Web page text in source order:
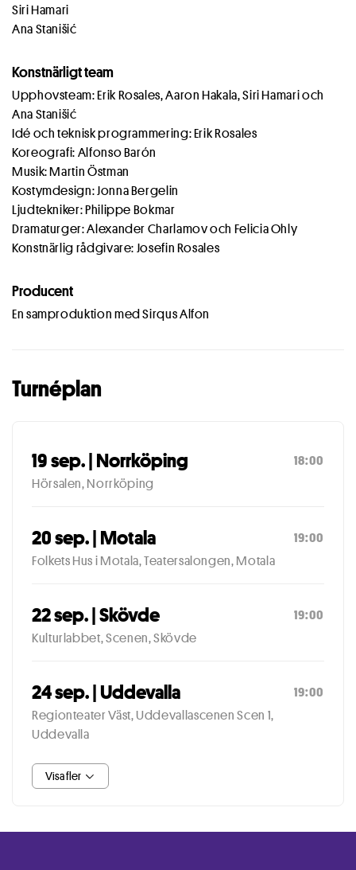
Siri Hamari
Ana Stanišić
Konstnärligt team
Upphovsteam: Erik Rosales, Aaron Hakala, Siri Hamari och
Ana Stanišić
Idé och teknisk programmering: Erik Rosales
Koreografi: Alfonso Barón
Musik: Martin Östman
Kostymdesign: Jonna Bergelin
Ljudtekniker: Philippe Bokmar
Dramaturger: Alexander Charlamov och Felicia Ohly
Konstnärlig rådgivare: Josefin Rosales
Producent
En samproduktion med Sirqus Alfon
Turnéplan
19 sep. | Norrköping
Hörsalen, Norrköping
18:00
20 sep. | Motala
Folkets Hus i Motala, Teatersalongen, Motala
19:00
22 sep. | Skövde
Kulturlabbet, Scenen, Skövde
19:00
24 sep. | Uddevalla
Regionteater Väst, Uddevallascenen Scen 1,
Uddevalla
19:00
Visa fler